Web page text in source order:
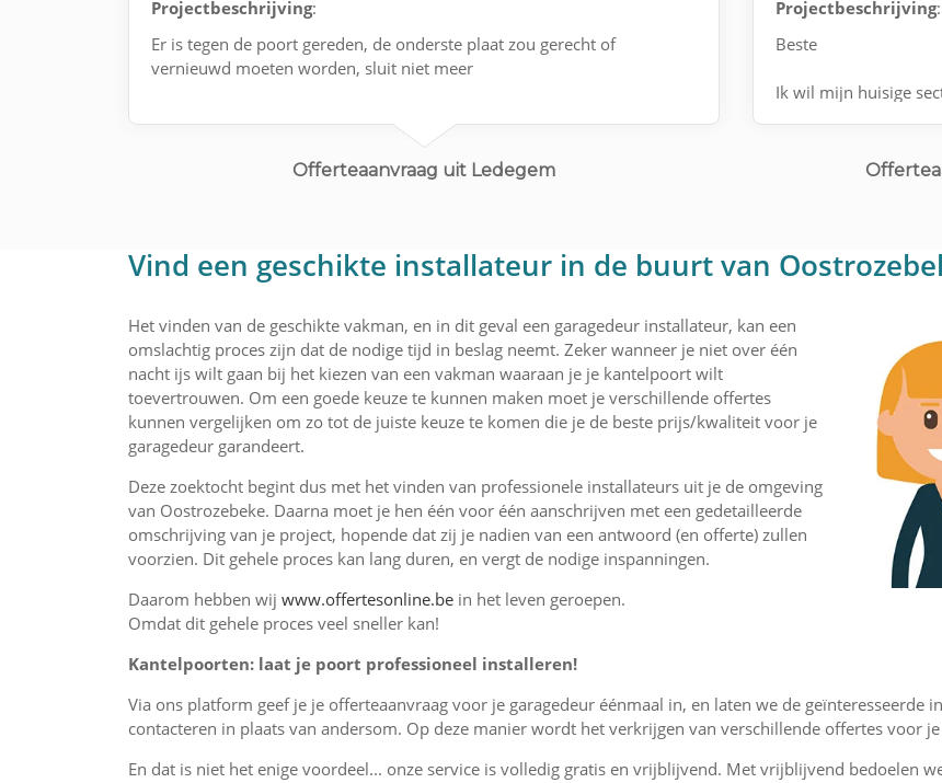
Projectbeschrijving:
Er is tegen de poort gereden, de onderste plaat zou gerecht of
vernieuwd moeten worden, sluit niet meer
Offerteaanvraag uit Ledegem
Projectbeschrijving:
Beste
Ik wil mijn huisige
Vind een geschikte installateur in de buurt van
Het vinden van de geschikte vakman, en in dit geval een garagedeur installateur, kan een
omslachtig proces zijn dat de nodige tijd in beslag neemt. Zeker wanneer je niet over één
nacht ijs wilt gaan bij het kiezen van een vakman waaraan je je kantelpoort wilt
toevertrouwen. Om een goede keuze te kunnen maken moet je verschillende offertes
kunnen vergelijken om zo tot de juiste keuze te komen die je de beste prijs/kwaliteit voor je
garagedeur garandeert.
Deze zoektocht begint dus met het vinden van professionele installateurs uit je de omgeving
van Oostrozebeke. Daarna moet je hen één voor één aanschrijven met een gedetailleerde
omschrijving van je project, hopende dat zij je nadien van een antwoord (en offerte) zullen
voorzien. Dit gehele proces kan lang duren, en vergt de nodige inspanningen.
Daarom hebben wij www.offertesonline.be in het leven geroepen.
Omdat dit gehele proces veel sneller kan!
Kantelpoorten: laat je poort professioneel installeren!
Via ons platform geef je je offerteaanvraag voor je garagedeur éénmaal in, en laten we de geïnteresseerde
contacteren in plaats van andersom. Op deze manier wordt het verkrijgen van verschillende offertes voor
En dat is niet het enige voordeel... onze service is volledig gratis en vrijblijvend. Met vrijblijvend bedoelen